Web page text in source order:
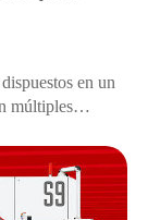
en un
múltiples
así como áreas